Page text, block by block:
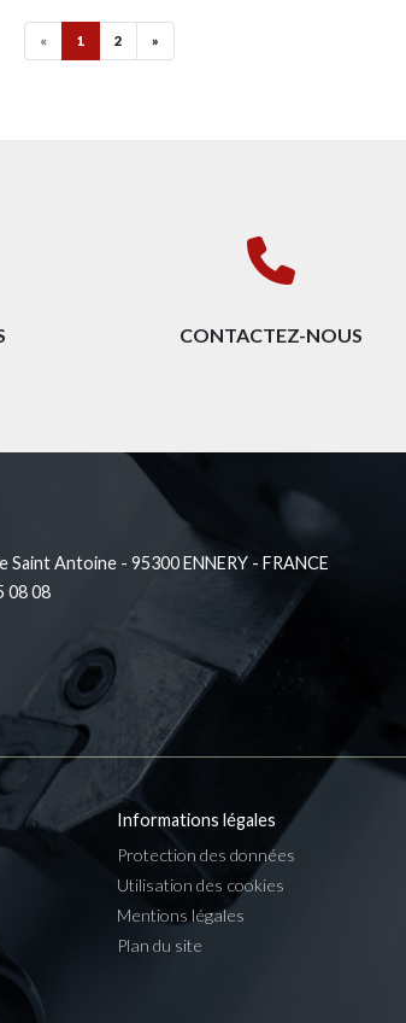
« 1 2 »
CONTACTEZ-NOUS
Saint Antoine - 95300 ENNERY - FRANCE
08 08
Informations légales
Protection des données
Utilisation des cookies
Mentions légales
Plan du site